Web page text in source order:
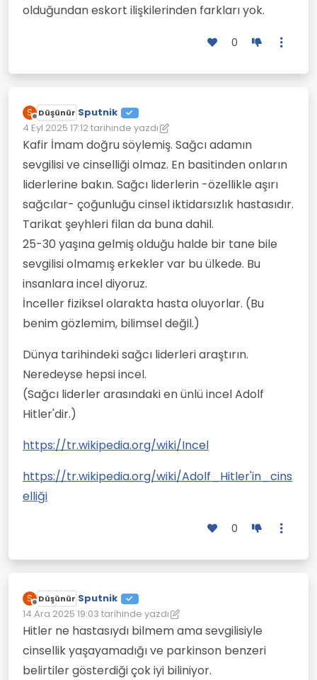
olduğundan eskort ilişkilerinden farkları yok.
0
S
Çevrimdışı
Düşünür Sputnik
4 Eyl 2025 17:12tarihinde yazdı
Son düzenleyen: Sputnik9 Nis 2025 17:13
Kafir İmam doğru söylemiş. Sağcı adamın
sevgilisi ve cinselliği olmaz. En basitinden onların
liderlerine bakın. Sağcı liderlerin -özellikle aşırı
sağcılar- çoğunluğu cinsel iktidarsızlık hastasıdır.
Tarikat şeyhleri filan da buna dahil.
25-30 yaşına gelmiş olduğu halde bir tane bile
sevgilisi olmamış erkekler var bu ülkede. Bu
insanlara incel diyoruz.
İnceller fiziksel olarakta hasta oluyorlar. (Bu
benim gözlemim, bilimsel değil.)
Dünya tarihindeki sağcı liderleri araştırın.
Neredeyse hepsi incel.
(Sağcı liderler arasındaki en ünlü incel Adolf
Hitler'dir.)
https://tr.wikipedia.org/wiki/Incel
https://tr.wikipedia.org/wiki/Adolf_Hitler'in_cins
elliği
0
S
Çevrimdışı
Düşünür Sputnik
14 Ara 2025 19:03 tarihinde yazdı
Son düzenleyen: Sputnik
Hitler ne hastasıydı bilmem ama sevgilisiyle
cinsellik yaşayamadığı ve parkinson benzeri
belirtiler gösterdiği çok iyi biliniyor.